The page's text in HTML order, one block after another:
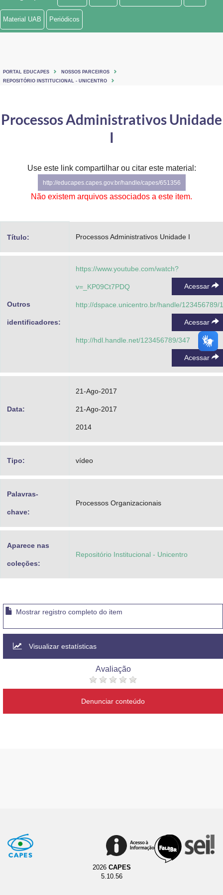
Ministério de Minas e Energia
Ministério do Turismo
Controladoria-Geral da União
Secretaria-Geral
Advocacia-Geral da União
Banco Central do Brasil
Material UAB Periódicos
PORTAL EDUCAPES
NOSSOS PARCEIROS
REPOSITÓRIO INSTITUCIONAL - UNICENTRO
Processos Administrativos Unidade
I
Use este link compartilhar ou citar este material:
http://educapes.capes.gov.br/handle/capes/651356
Não existem arquivos associados a este item.
Título: Processos Administrativos Unidade I
Outros
identificadores:
https://www.youtube.com/watch?
v=_KP09Ct7PDQ Acessar
http://dspace.unicentro.br/handle/123456789/
Acessar
http://hdl.handle.net/123456789/347
Acessar
Data:
21-Ago-2017
21-Ago-2017
2014
Tipo: vídeo
Palavras-
chave:
Processos Organizacionais
Aparece nas
coleções:
Repositório Institucional - Unicentro
Mostrar registro completo do item
Visualizar estatísticas
Avaliação
Denunciar conteúdo
2026 CAPES
5.10.56